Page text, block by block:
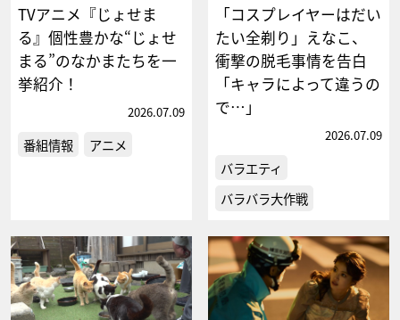
TVアニメ『じょせま
る』個性豊かな“じょせ
まる”のなかまたちを一
挙紹介！
2026.07.09
番組情報 アニメ
「コスプレイヤーはだい
たい全剃り」えなこ、
衝撃の脱毛事情を告白
「キャラによって違うの
で…」
2026.07.09
バラエティ
バラバラ大作戦